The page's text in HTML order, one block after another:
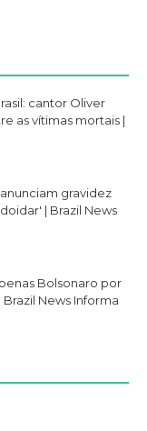
cantor Oliver
as vítimas mortais |
gravidez
| Brazil News
Bolsonaro por
News Informa